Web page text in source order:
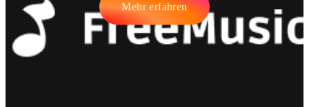
Mehr erfahren